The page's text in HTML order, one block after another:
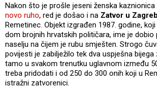
Nakon što je prošle jeseni ženska kaznionica
novo ruho, red je došao i na Zatvor u
Remetinec. Objekt izgrađen 1987. godine,
dom brojnih hrvatskih političara, ime je dobio
naselju na čijem je rubu smješten. Strogo
povijesti je zabilježilo tek dva uspješna bijega
tamo u svakom trenutku uglavnom između
treba pridodati i od 250 do 300 onih koji u
istražni zatvorenici.